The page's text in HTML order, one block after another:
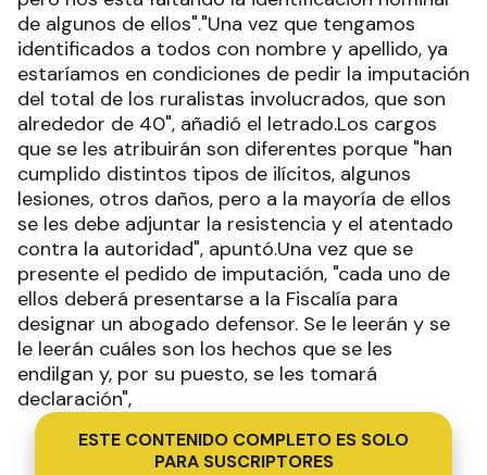
de algunos de ellos"."Una vez que tengamos
identificados a todos con nombre y apellido, ya
estaríamos en condiciones de pedir la imputación
del total de los ruralistas involucrados, que son
alrededor de 40", añadió el letrado.Los cargos
que se les atribuirán son diferentes porque "han
cumplido distintos tipos de ilícitos, algunos
lesiones, otros daños, pero a la mayoría de ellos
se les debe adjuntar la resistencia y el atentado
contra la autoridad", apuntó.Una vez que se
presente el pedido de imputación, "cada uno de
ellos deberá presentarse a la Fiscalía para
designar un abogado defensor. Se le leerán y se
le leerán cuáles son los hechos que se les
endilgan y, por su puesto, se les tomará
declaración",
ESTE CONTENIDO COMPLETO ES SOLO
PARA SUSCRIPTORES